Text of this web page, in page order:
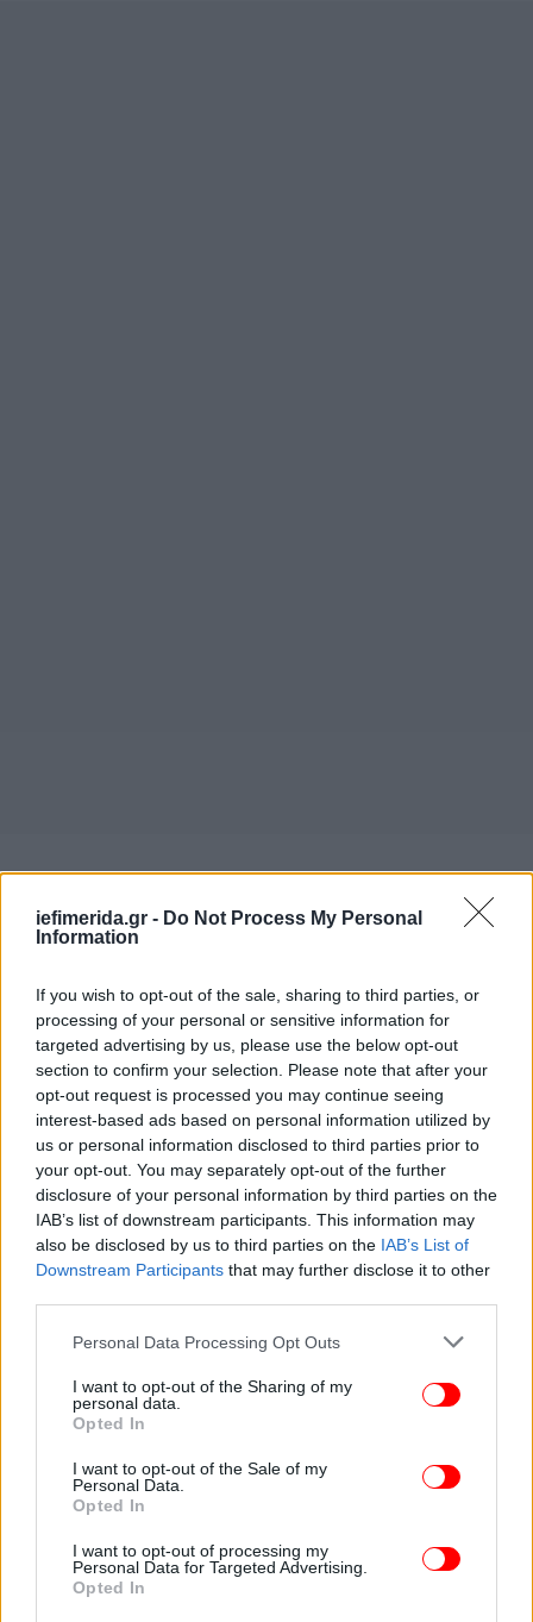
iefimerida.gr - Do Not Process My Personal
Information
If you wish to opt-out of the sale, sharing to third parties, or
processing of your personal or sensitive information for
targeted advertising by us, please use the below opt-out
section to confirm your selection. Please note that after your
opt-out request is processed you may continue seeing
interest-based ads based on personal information utilized by
us or personal information disclosed to third parties prior to
your opt-out. You may separately opt-out of the further
disclosure of your personal information by third parties on the
IAB’s list of downstream participants. This information may
also be disclosed by us to third parties on the IAB’s List of
Downstream Participants that may further disclose it to other
Please note that this website/app uses one or more Google
not limited to your visit or usage behaviour. You may click to
grant or deny consent to Google and its third-party tags to
use your data for below specified purposes in below Google
consent section.
Personal Data Processing Opt Outs
I want to opt-out of the Sharing of my
personal data.
Opted In
I want to opt-out of the Sale of my
Personal Data.
Opted In
I want to opt-out of processing my
Personal Data for Targeted Advertising.
Opted In
«Ρόλο παίζει και το ιστορικό κακοήθειας και η
προηγούμενη χημειοθεραπεία. Ακόμη και όταν μια
κακοήθεια έχει θεραπευθεί, οι θεραπείες αυτές
ευάλωτο για μεγάλο διάστημα. Αυτό σημαίνει ότι
μια λοίμωξη μπορεί να εξελιχθεί πιο γρήγορα και
πιο σοβαρά, τα συμπτώματα να είναι πιο έντονα ή
πιο παραπλανητικά και ένα φαινομενικά απλό
τσίμπημα να πάρει απρόβλεπτη τροπή.
Το μήνυμα που πρέπει να μείνει είναι σαφές: τα
τσιμπήματα εντόμων είναι τις περισσότερες φορές
αθώα, αλλά σε ορισμένες περιπτώσεις μπορούν να
απειλήσουν τη ζωή. Η αναφυλαξία είναι η πιο
γνωστή και εντυπωσιακή αιτία, αλλά η παρουσία
επιπλοκές όπως η τοξικότητα, οι λοιμώξεις και τα
μεταδιδόμενα νοσήματα.
Σε κάθε περίπτωση, συμπτώματα όπως υψηλός
πυρετός, έντονος πόνος, εκτεταμένο εξάνθημα,
ζάλη ή δύσπνοια πρέπει να οδηγούν άμεσα σε
ιατρική εκτίμηση και συχνά σε νοσηλεία.
Ο θάνατος μιας νέας γυναίκας από ένα φαινομενικά